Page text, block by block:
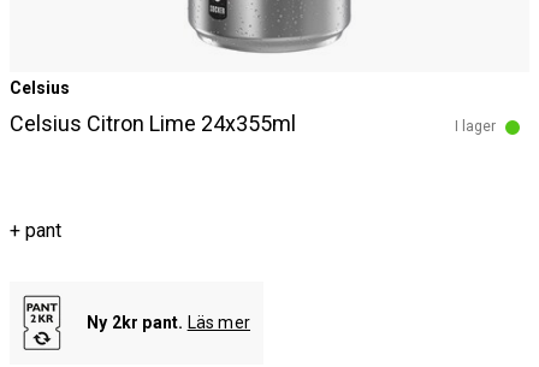
Celsius
Celsius Citron Lime 24x355ml I lager
+ pant
Ny 2kr pant. Läs mer